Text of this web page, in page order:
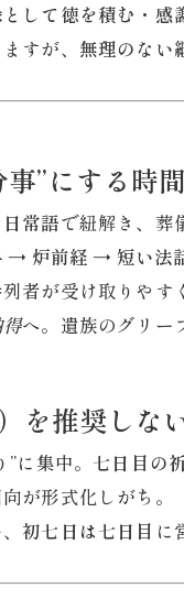
して徳を積む・感
すが、 無理のない
”にする時間
日常語で紐解き、葬
→ 炉前経 → 短い法
者が受け取りやす
へ。遺族のグリー
を推奨しな
に集中。 七日目の
が形式化しがち。
初七日は七日目 に